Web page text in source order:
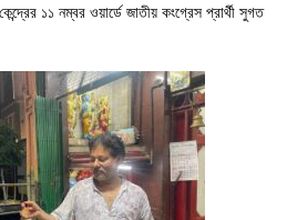
১১ নম্বর ওয়ার্ডে জাতীয় কংগ্রেস প্রার্থী সুগত